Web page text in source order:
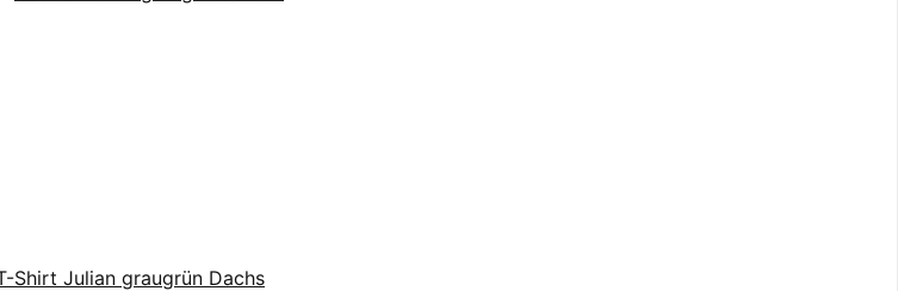
Shirt Julian graugrün Dachs